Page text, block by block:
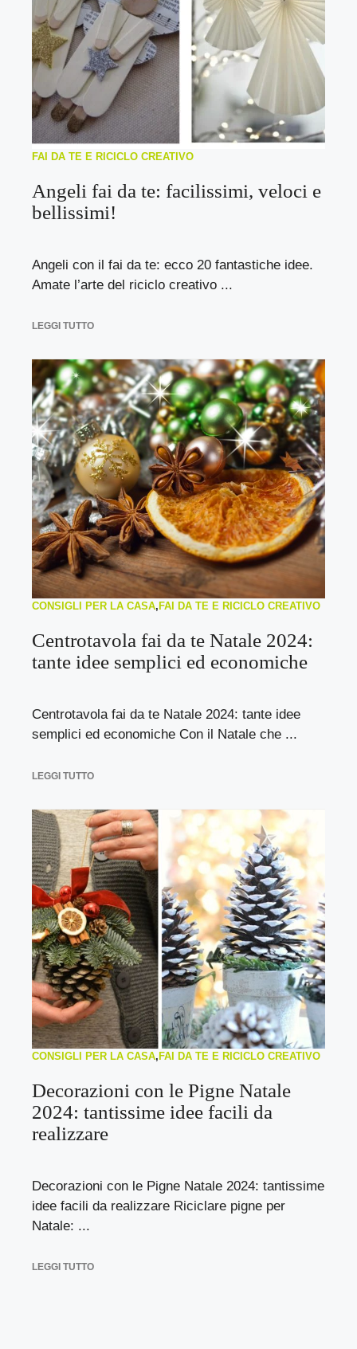
FAI DA TE E RICICLO CREATIVO
Angeli fai da te: facilissimi, veloci e
bellissimi!
Angeli con il fai da te: ecco 20 fantastiche idee.
Amate l’arte del riciclo creativo ...
LEGGI TUTTO
CONSIGLI PER LA CASA, FAI DA TE E RICICLO CREATIVO
Centrotavola fai da te Natale 2024:
tante idee semplici ed economiche
Centrotavola fai da te Natale 2024: tante idee
semplici ed economiche Con il Natale che ...
LEGGI TUTTO
CONSIGLI PER LA CASA,FAI DA TE E RICICLO CREATIVO
Decorazioni con le Pigne Natale
2024: tantissime idee facili da
realizzare
Decorazioni con le Pigne Natale 2024: tantissime
idee facili da realizzare Riciclare pigne per
Natale: ...
LEGGI TUTTO